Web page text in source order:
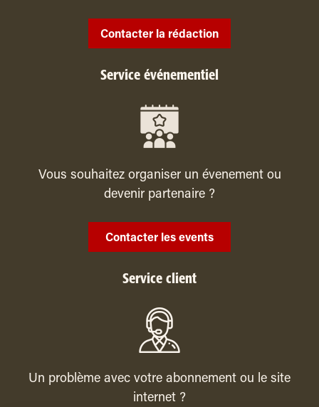
Contacter la rédaction
Service événementiel
Vous souhaitez organiser un évenement ou
devenir partenaire ?
Contacter les events
Service client
Un problème avec votre abonnement ou le site
internet ?